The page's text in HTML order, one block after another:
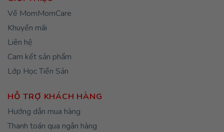
Về MomMomCare
Khuyến mãi
Liên hệ
Cam kết sản phẩm
Lớp Học Tiền Sản
HỖ TRỢ KHÁCH HÀNG
Hướng dẫn mua hàng
Thanh toán qua ngân hàng